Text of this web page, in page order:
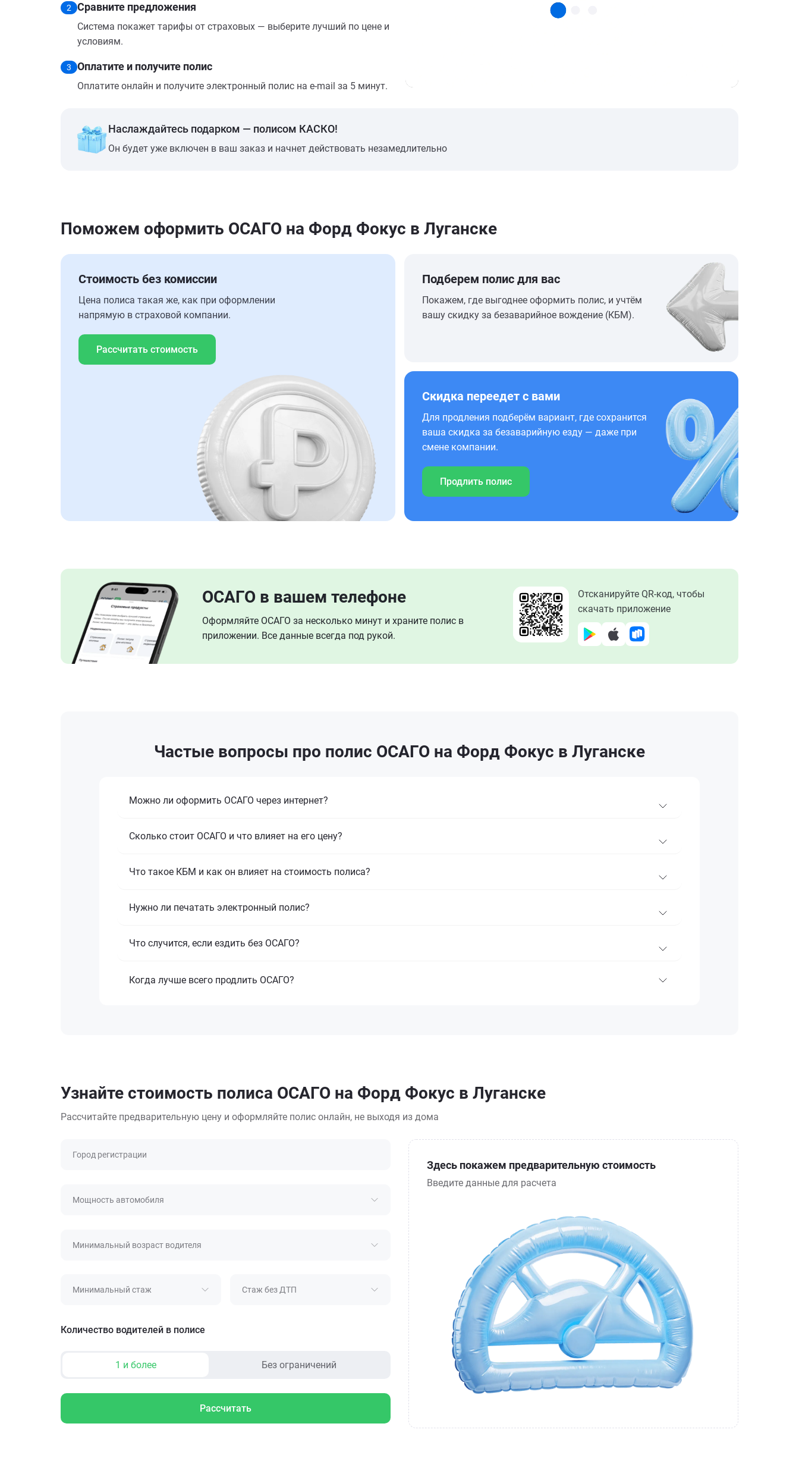
2 Сравните предложения
Система покажет тарифы от страховых — выберите лучший по цене и
условиям.
3 Оплатите и получите полис
Оплатите онлайн и получите электронный полис на e-mail за 5 минут.
Наслаждайтесь подарком — полисом КАСКО!
Он будет уже включен в ваш заказ и начнет действовать незамедлительно
Поможем оформить ОСАГО на Форд Фокус в Луганске
Стоимость без комиссии
Цена полиса такая же, как при оформлении
напрямую в страховой компании.
Рассчитать стоимость
Подберем полис для вас
Покажем, где выгоднее оформить полис, и учтём
вашу скидку за безаварийное вождение (КБМ).
Скидка переедет с вами
Для продления подберём вариант, где сохранится
ваша скидка за безаварийную езду — даже при
смене компании.
Продлить полис
ОСАГО в вашем телефоне
Оформляйте ОСАГО за несколько минут и храните полис в
приложении. Все данные всегда под рукой.
Отсканируйте QR-код, чтобы
скачать приложение
Частые вопросы про полис ОСАГО на Форд Фокус в Луганске
Можно ли оформить ОСАГО через интернет?
Сколько стоит ОСАГО и что влияет на его цену?
Что такое КБМ и как он влияет на стоимость полиса?
Нужно ли печатать электронный полис?
Что случится, если ездить без ОСАГО?
Когда лучше всего продлить ОСАГО?
Узнайте стоимость полиса ОСАГО на Форд Фокус в Луганске
Рассчитайте предварительную цену и оформляйте полис онлайн, не выходя из дома
Город регистрации
Мощность автомобиля
Минимальный возраст водителя
Минимальный стаж Стаж без ДТП
Количество водителей в полисе
1 и более Без ограничений
Рассчитать
Здесь покажем предварительную стоимость
Введите данные для расчета